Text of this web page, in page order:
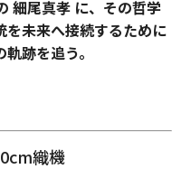
細尾真孝 に、その哲学
を未来へ接続するために
跡を追う。
織機